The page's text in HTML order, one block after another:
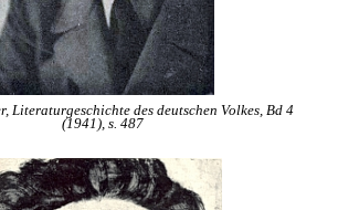
Literaturgeschichte des deutschen Volkes, Bd 4
(1941), s. 487